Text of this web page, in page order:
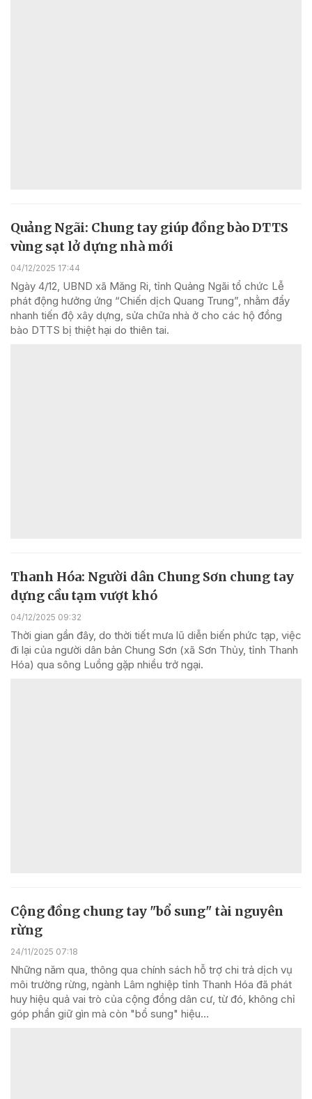
Quảng Ngãi: Chung tay giúp đồng bào DTTS
vùng sạt lở dựng nhà mới
04/12/2025 17:44
Ngày 4/12, UBND xã Măng Ri, tỉnh Quảng Ngãi tổ chức Lễ
phát động hưởng ứng “Chiến dịch Quang Trung”, nhằm đẩy
nhanh tiến độ xây dựng, sửa chữa nhà ở cho các hộ đồng
bào DTTS bị thiệt hại do thiên tai.
Thanh Hóa: Người dân Chung Sơn chung tay
dựng cầu tạm vượt khó
04/12/2025 09:32
Thời gian gần đây, do thời tiết mưa lũ diễn biến phức tạp, việc
đi lại của người dân bản Chung Sơn (xã Sơn Thủy, tỉnh Thanh
Hóa) qua sông Luồng gặp nhiều trở ngại.
Cộng đồng chung tay "bổ sung" tài nguyên
rừng
24/11/2025 07:18
Những năm qua, thông qua chính sách hỗ trợ chi trả dịch vụ
môi trường rừng, ngành Lâm nghiệp tỉnh Thanh Hóa đã phát
huy hiệu quả vai trò của cộng đồng dân cư, từ đó, không chỉ
góp phần giữ gìn mà còn "bổ sung" hiệu...